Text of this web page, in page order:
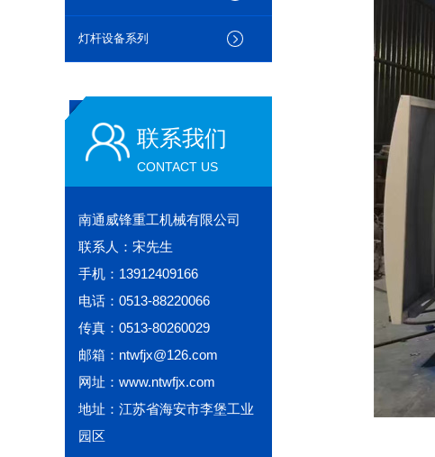
灯杆设备系列
联系我们
CONTACT US
南通威锋重工机械有限公司
联系人：宋先生
手机：13912409166
电话：0513-88220066
传真：0513-80260029
邮箱：ntwfjx@126.com
网址：www.ntwfjx.com
地址：江苏省海安市李堡工业
园区